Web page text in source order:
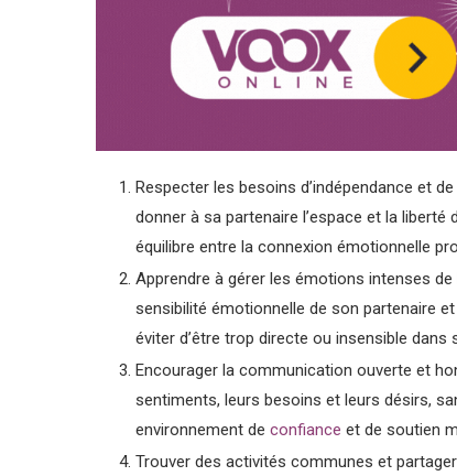
Respecter les besoins d’indépendance et
donner à sa partenaire l’espace et la
équilibre entre la connexion émotionnelle
Apprendre à gérer les émotions intenses
sensibilité émotionnelle de son partenaire
éviter d’être trop directe ou insensible
Encourager la communication ouverte et
sentiments, leurs besoins et leurs désirs,
environnement de confiance et de soutien
Trouver des activités communes et